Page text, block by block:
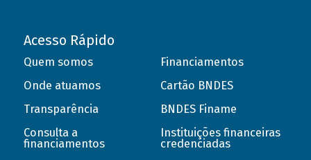
Acesso Rápido
Quem somos
Onde atuamos
Transparência
Consulta a
financiamentos
Financiamentos
Cartão BNDES
BNDES Finame
Instituições financeiras
credenciadas